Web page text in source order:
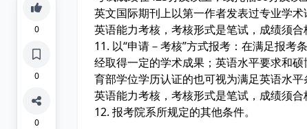
英文国际期刊上以第一作者发表过专业学
英语能力考核，考核形式是笔试，成绩须合
11. 以“申请－考核”方式报考：在满足报考
经取得一定的学术成果；英语水平要求和
育部学位学历认证的也可视为满足英语水
英语能力考核，考核形式是笔试，成绩须合
12. 报考院系所规定的其他条件。
0
0
0